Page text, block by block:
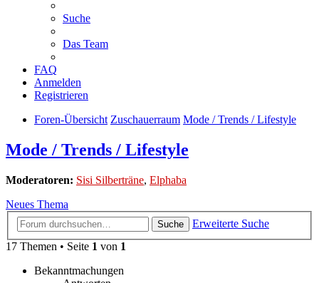
Suche
Das Team
FAQ
Anmelden
Registrieren
Foren-Übersicht Zuschauerraum Mode / Trends / Lifestyle
Mode / Trends / Lifestyle
Moderatoren: Sisi Silberträne, Elphaba
Neues Thema
Suche
Erweiterte Suche
17 Themen • Seite 1 von 1
Bekanntmachungen